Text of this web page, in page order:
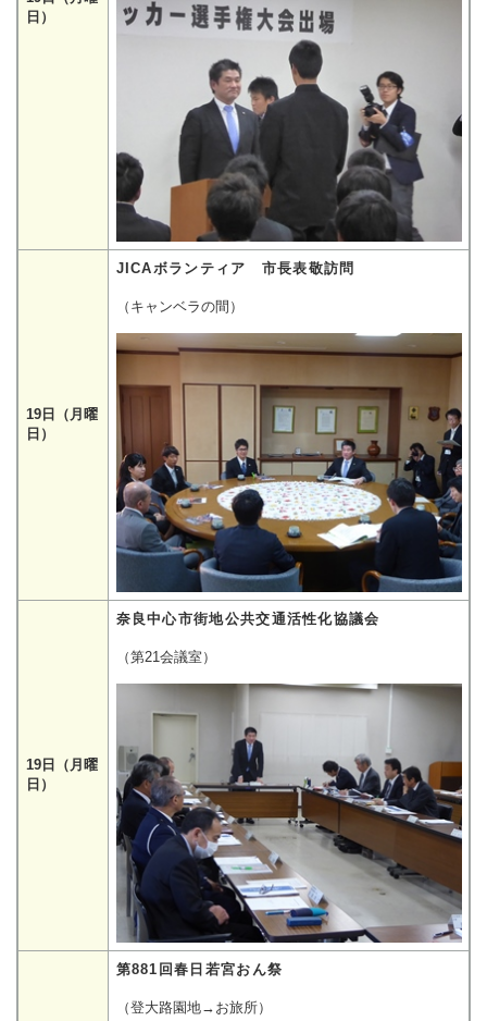
日）
19日（月曜
日）
JICAボランティア 市長表敬訪問
（キャンベラの間）
19日（月曜
日）
奈良中心市街地公共交通活性化協議会
（第21会議室）
第881回春日若宮おん祭
（登大路園地→お旅所）